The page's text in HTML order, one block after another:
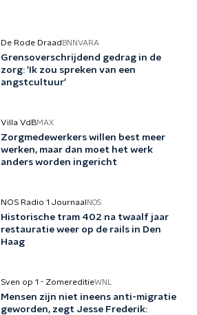
De Rode Draad BNNVARA
Grensoverschrijdend gedrag in de
zorg: 'Ik zou spreken van een
angstcultuur'
Villa VdBMAX
Zorgmedewerkers willen best meer
werken, maar dan moet het werk
anders worden ingericht
NOS Radio 1 Journaal NOS
Historische tram 402 na twaalf jaar
restauratie weer op de rails in Den
Haag
Sven op 1 - ZomereditieWNL
Mensen zijn niet ineens anti-migratie
geworden, zegt Jesse Frederik: